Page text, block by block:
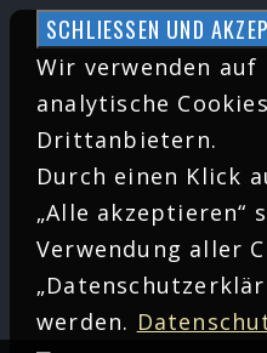
Zum
Inhalt
springen
Wir verwenden auf
analytische
Drittanbietern.
Durch einen Klick
„Alle akzeptieren“
Verwendung aller
werden.